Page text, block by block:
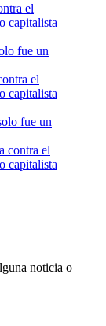
el
capitalista
fue un
el
capitalista
fue un
contra el
capitalista
noticia o